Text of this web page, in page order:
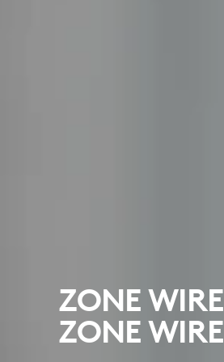
ZONE
ZONE